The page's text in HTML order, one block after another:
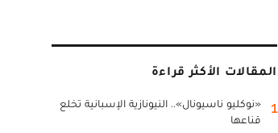
المقالات الأكثر قراءة
1
«نوكليو ناسيونال».. النيونازية الإسبانية تخلع
قناعها